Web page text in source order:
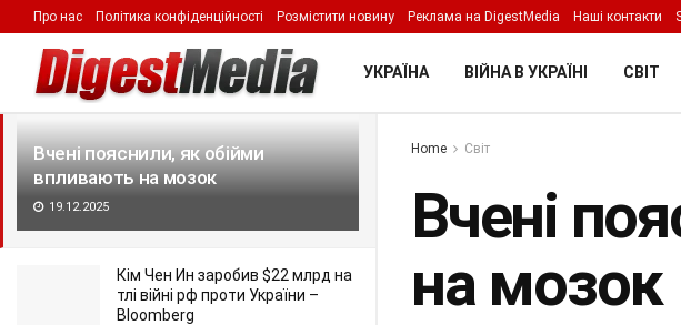
LATEST TRENDING Filter
Вчені пояснили, як обійми
впливають на мозок
19.12.2025
Кім Чен Ин заробив $22 млрд на
тлі війні рф проти України –
Bloomberg
Про нас Політика конфіденційності Розмістити новину Реклама на DigestMedia Наші контакти
УКРАЇНА ВІЙНА В УКРАЇНІ СВІТ
Home Світ
Вчені
на мозок